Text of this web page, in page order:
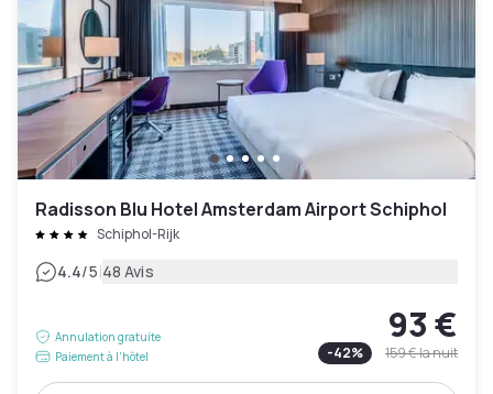
Radisson Blu Hotel Amsterdam Airport Schiphol
Schiphol-Rijk
4.4/5|48 Avis
Annulation gratuite
Paiement à l'hôtel
93 €
-42% 159 €la nuit